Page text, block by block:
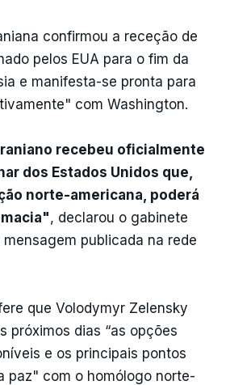
confirmou a receção de
pelos EUA para o fim da
e manifesta-se pronta para
com Washington.
recebeu oficialmente
dos Estados Unidos que,
norte-americana, poderá
, declarou o gabinete
publicada na rede
que Volodymyr Zelensky
próximos dias “as opções
e os principais pontos
paz" com o homólogo norte-